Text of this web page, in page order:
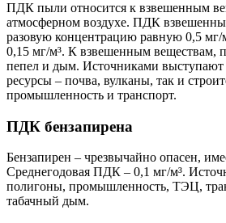
ПДК пыли относится к взвешенным
атмосферном воздухе. ПДК
разовую концентрацию равную 0,5 мг/
0,15 мг/м³. К взвешенным веществам,
пепел и дым. Источниками
ресурсы – почва, вулканы, так и
промышленность и транспорт.
ПДК бензапирена
Бензапирен – чрезвычайно опасен,
Среднегодовая ПДК – 0,1 мг/м³.
полигоны, промышленность, ТЭЦ,
табачный дым.